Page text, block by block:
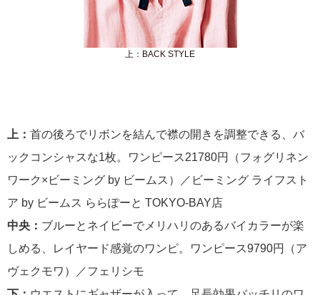
上：BACK STYLE
上： 首の後ろでリボンを結んで襟の開きを調整できる、バ
ックコンシャスな1枚。ワンピース21780円（フォグリネン
ワーク×ビーミング by ビームス）／ビーミング ライフスト
ア by ビームス ららぽーと TOKYO-BAY店
中央： ブルーとネイビーでメリハリのあるバイカラーが楽
しめる、レイヤード感覚のワンピ。ワンピース9790円（ア
ヴェクモワ）／フェリシモ